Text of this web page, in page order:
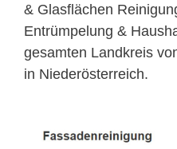
& Glasflächen
Entrümpelung &
gesamten Landkreis
in Niederösterreich.